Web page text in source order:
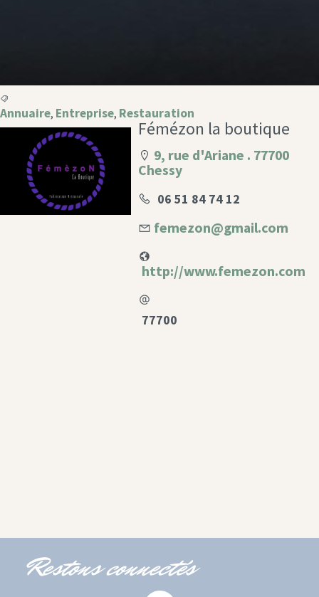
Annuaire, Entreprise, Restauration
Fémézon la boutique
9, rue d'Ariane . 77700
Chessy
06 51 84 74 12
femezon@gmail.com
http://www.femezon.com
77700
Restons connectés